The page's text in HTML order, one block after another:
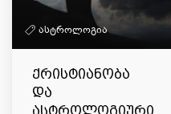
ასტროლოგია
ქრისტიანობა
და
ასტროლოგიური